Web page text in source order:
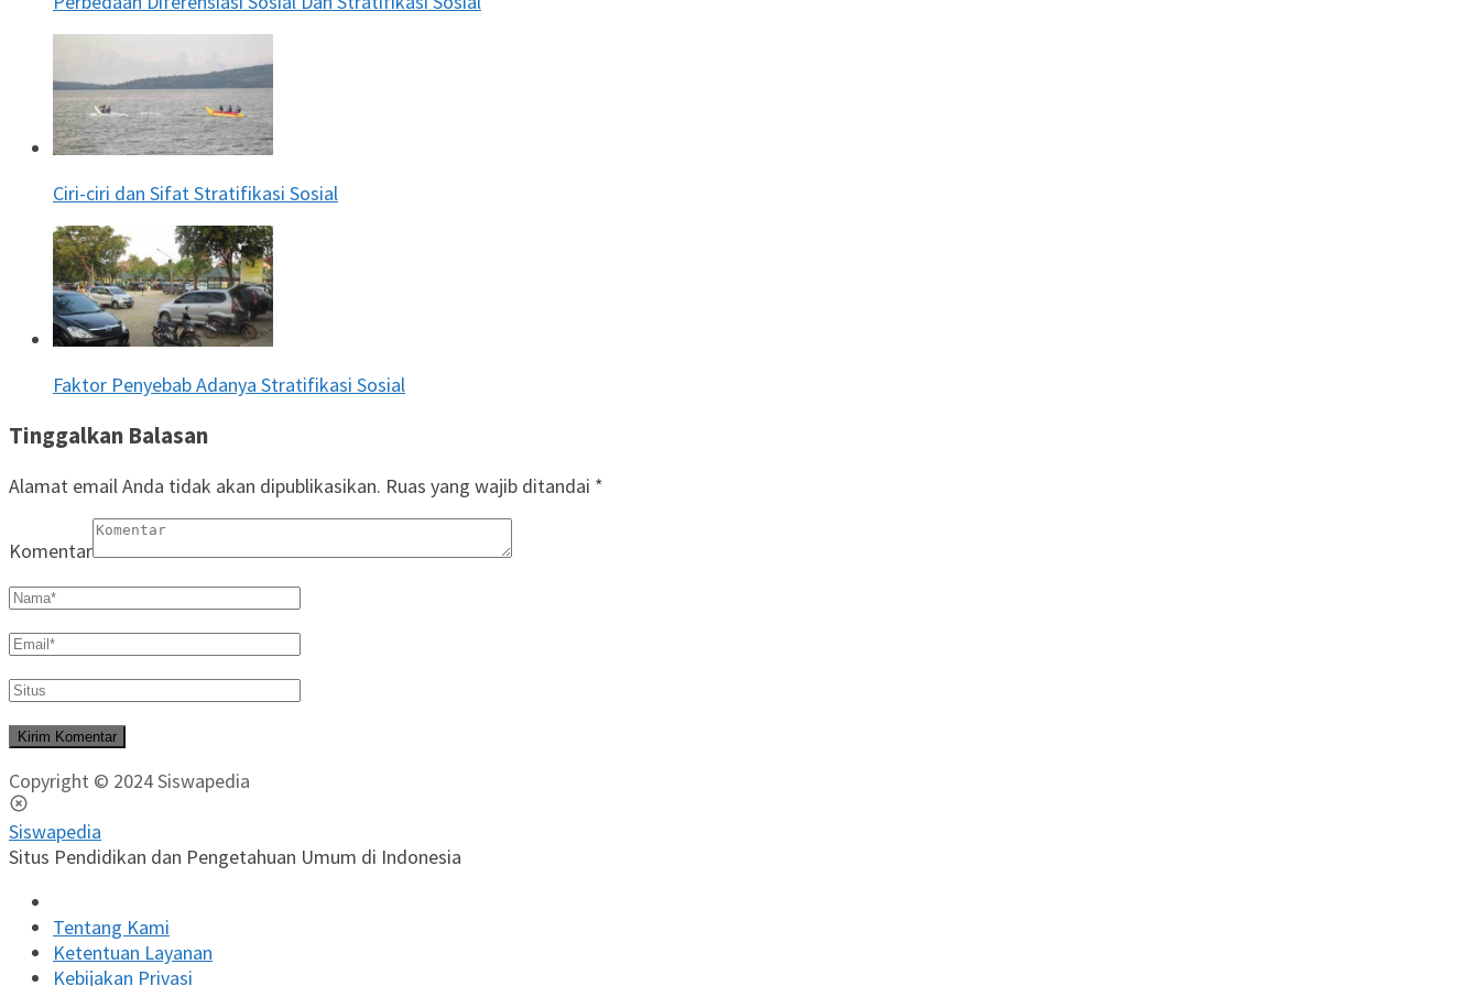
Ciri-ciri dan Sifat Stratifikasi Sosial
Faktor Penyebab Adanya Stratifikasi Sosial
Tinggalkan Balasan
Alamat email Anda tidak akan dipublikasikan. Ruas yang wajib ditandai *
Komentar
Copyright © 2024 Siswapedia
Siswapedia
Situs Pendidikan dan Pengetahuan Umum di Indonesia
Tentang Kami
Ketentuan Layanan
Kebijakan Privasi